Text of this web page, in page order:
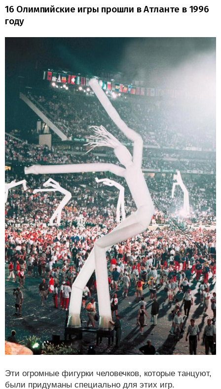
16 Олимпийские игры прошли в Атланте в 1996
году
Эти огромные фигурки человечков, которые танцуют,
были придуманы специально для этих игр.